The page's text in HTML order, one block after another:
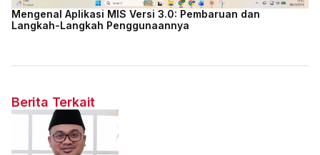
Mengenal Aplikasi MIS Versi 3.0: Pembaruan dan
Langkah-Langkah Penggunaannya
Berita Terkait